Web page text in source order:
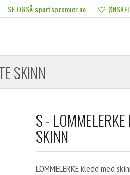
SE OGSÅ sportspremier.no
SKINN
S -
SKINN
LOMMELERKE kledd med